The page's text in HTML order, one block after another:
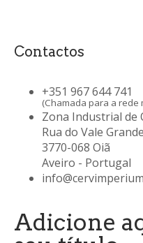
Contactos
+351 967 644 741
(Chamada para a rede
Zona Industrial de
Rua do Vale
3770-068 Oiã
Aveiro - Portugal
Adicione